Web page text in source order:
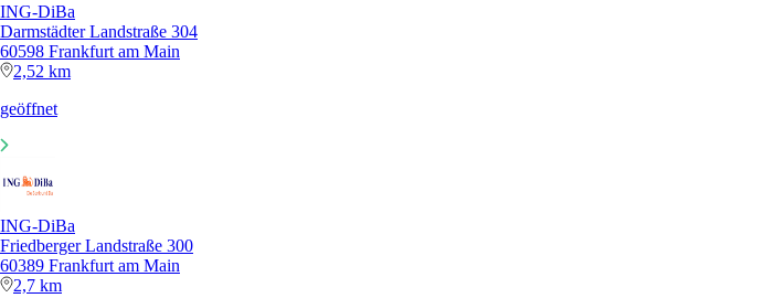
ING-DiBa
Darmstädter Landstraße 304
60598 Frankfurt am Main
2,52 km
geöffnet
ING-DiBa
Friedberger Landstraße 300
60389 Frankfurt am Main
2,7 km